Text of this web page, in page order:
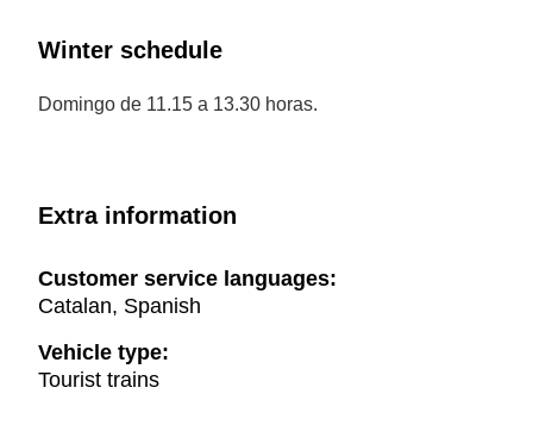
Winter schedule
Domingo de 11.15 a 13.30 horas.
Extra information
Customer service languages:
Catalan, Spanish
Vehicle type:
Tourist trains